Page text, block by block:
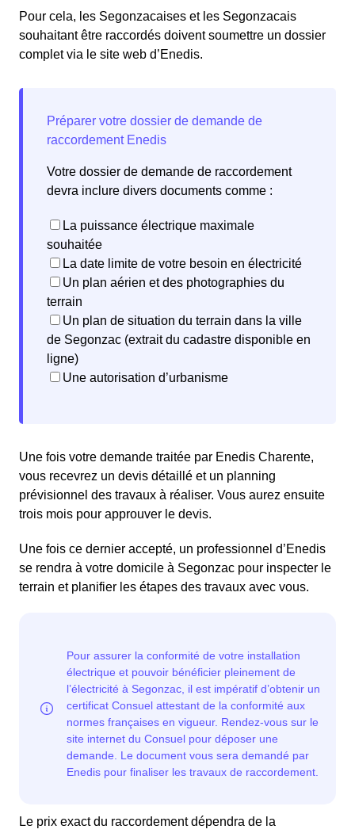
Pour cela, les Segonzacaises et les Segonzacais
souhaitant être raccordés doivent soumettre un dossier
complet via le site web d’Enedis.
Votre dossier de demande de raccordement
devra inclure divers documents comme :
La puissance électrique maximale
souhaitée
La date limite de votre besoin en électricité
Un plan aérien et des photographies du
terrain
Un plan de situation du terrain dans la ville
de Segonzac (extrait du cadastre disponible en
ligne)
Une autorisation d’urbanisme
Une fois votre demande traitée par Enedis Charente,
vous recevrez un devis détaillé et un planning
prévisionnel des travaux à réaliser. Vous aurez ensuite
trois mois pour approuver le devis.
Une fois ce dernier accepté, un professionnel d’Enedis
se rendra à votre domicile à Segonzac pour inspecter le
terrain et planifier les étapes des travaux avec vous.
Le prix exact du raccordement dépendra de la